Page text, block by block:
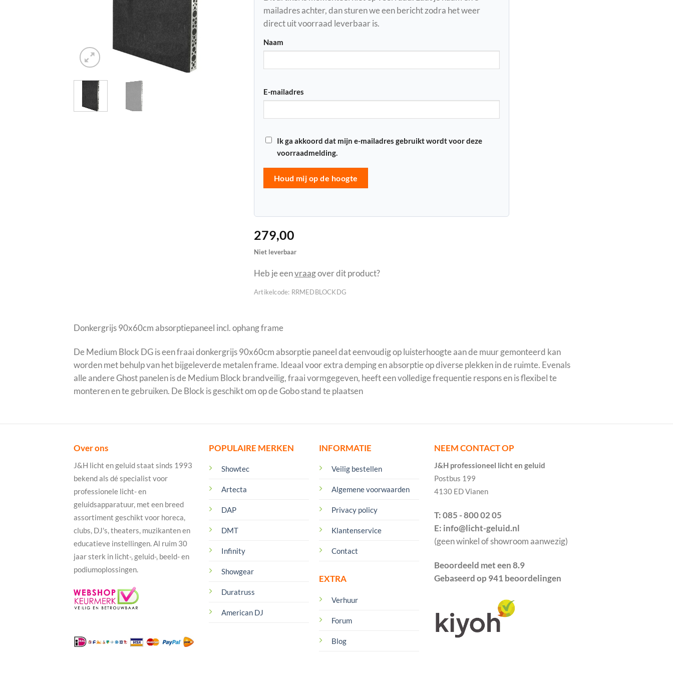
mailadres achter, dan sturen we een bericht zodra het weer
direct uit voorraad leverbaar is.
Naam
E-mailadres
Ik ga akkoord dat mijn e-mailadres gebruikt wordt voor deze
voorraadmelding.
Houd mij op de hoogte
279,00
Niet leverbaar
Heb je eenvraagover dit product?
Artikelcode: RRMEDBLOCKDG
Donkergrijs 90x60cm absorptiepaneel incl. ophang frame
De Medium Block DG is een fraai donkergrijs 90x60cm absorptie paneel dat eenvoudig op luisterhoogte aan de muur gemonteerd kan
worden met behulp van het bijgeleverde metalen frame. Ideaal voor extra demping en absorptie op diverse plekken in de ruimte. Evenals
alle andere Ghost panelen is de Medium Block brandveilig, fraai vormgegeven, heeft een volledige frequentie respons en is flexibel te
monteren en te gebruiken. De Block is geschikt om op de Gobo stand te plaatsen
Over ons
J&H licht en geluid staat sinds 1993
bekend als dé specialist voor
professionele licht- en
geluidsapparatuur, met een breed
assortiment geschikt voor horeca,
clubs, DJ's, theaters, muzikanten en
educatieve instellingen. Al ruim 30
jaar sterk in licht-, geluid-, beeld- en
podiumoplossingen.
POPULAIRE MERKEN
Showtec
Artecta
DAP
DMT
Infinity
Showgear
Duratruss
American DJ
INFORMATIE
Veilig bestellen
Algemene voorwaarden
Privacy policy
Klantenservice
Contact
EXTRA
Verhuur
Forum
Blog
NEEM CONTACT OP
J&H professioneel licht en geluid
Postbus 199
4130 ED Vianen
T: 085 - 800 02 05
E: info@licht-geluid.nl
(geen winkel of showroom aanwezig)
Beoordeeld met een 8.9
Gebaseerd op 941 beoordelingen